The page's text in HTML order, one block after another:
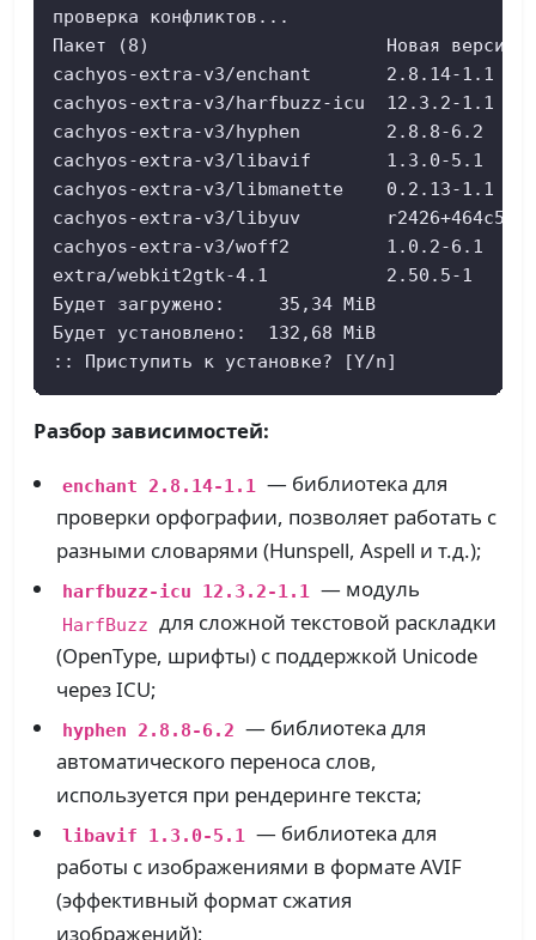
проверка конфликтов...
Пакет (8)                      Новая версия
cachyos-extra-v3/enchant       2.8.14-
cachyos-extra-v3/harfbuzz-icu  12.3.2-
cachyos-extra-v3/hyphen        2.8.8-
cachyos-extra-v3/libavif       1.3.0-5.1
cachyos-extra-v3/libmanette    0.2.13-
cachyos-extra-v3/libyuv
cachyos-extra-v3/woff2         1.0.2-
extra/webkit2gtk-4.1           2.50.5-1
Будет загружено:     35,34 MiB
Будет установлено:  132,68 MiB
:: Приступить к установке? [Y/n]
Разбор зависимостей:
enchant 2.8.14-1.1
— библиотека для
проверки орфографии, позволяет работать с
разными словарями (Hunspell, Aspell и т.д.);
harfbuzz-icu 12.3.2-1.1 — модуль
HarfBuzz для сложной текстовой раскладки
(OpenType, шрифты) с поддержкой Unicode
через ICU;
hyphen 2.8.8-6.2 — библиотека для
автоматического переноса слов,
используется при рендеринге текста;
libavif 1.3.0-5.1
— библиотека для
работы с изображениями в формате AVIF
(эффективный формат сжатия
изображений);